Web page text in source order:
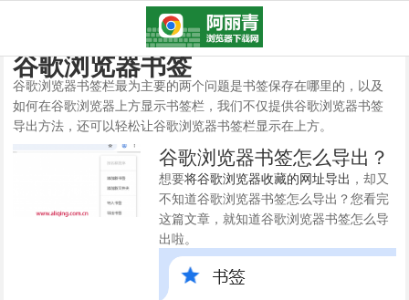
谷歌浏览器书签
谷歌浏览器书签栏最为主要的两个问题是书签保存在哪里的，以及
如何在谷歌浏览器上方显示书签栏，我们不仅提供谷歌浏览器书签
导出方法，还可以轻松让谷歌浏览器书签栏显示在上方。
谷歌浏览器书签怎么导出？
想要将谷歌浏览器收藏的网址导出 ，却又
不知道谷歌浏览器书签怎么导出？您看完
这篇文章，就知道谷歌浏览器书签怎么导
出啦。